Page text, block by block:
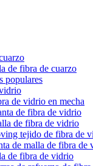
de fibra de cuarzo
populares
de vidrio en mecha
de fibra de vidrio
de fibra de vidrio
tejido de fibra de
de malla de fibra de
de fibra de vidrio